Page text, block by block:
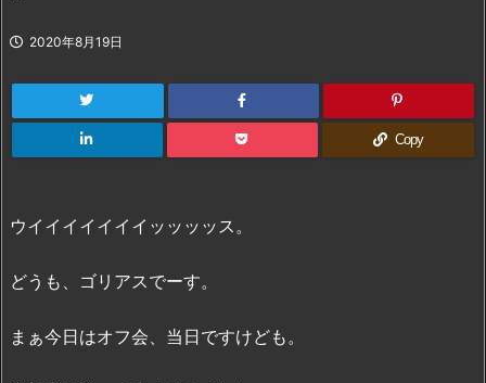
2020年8月19日
Copy
ウイイイイイイイッッッッス。
どうも、ゴリアスでーす。
まぁ今日はオフ会、当日ですけども。